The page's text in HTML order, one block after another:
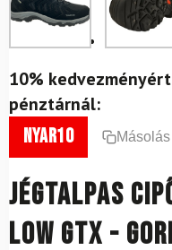
10%
pénztárnál:
nyar10
Jégtalpas
Low GTX -